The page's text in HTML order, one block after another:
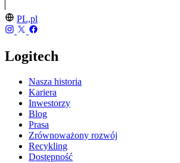
PL,pl
Logitech
Nasza historia
Kariera
Inwestorzy
Blog
Prasa
Zrównoważony rozwój
Recykling
Dostępność